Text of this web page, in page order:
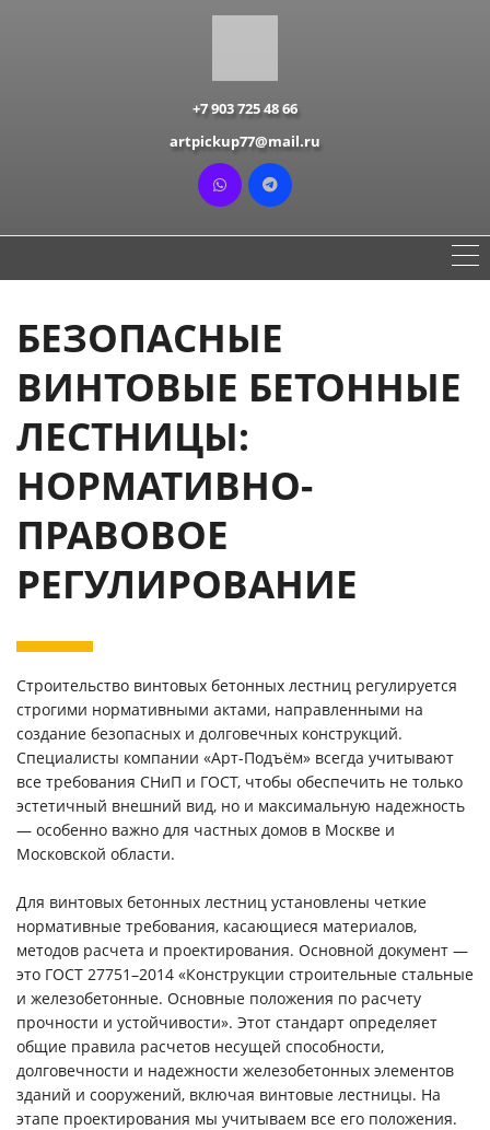
+7 903 725 48 66
artpickup77@mail.ru
БЕЗОПАСНЫЕ
ВИНТОВЫЕ БЕТОННЫЕ
ЛЕСТНИЦЫ:
НОРМАТИВНО-
ПРАВОВОЕ
РЕГУЛИРОВАНИЕ
Строительство винтовых бетонных лестниц регулируется
строгими нормативными актами, направленными на
создание безопасных и долговечных конструкций.
Специалисты компании «Арт-Подъём» всегда учитывают
все требования СНиП и ГОСТ, чтобы обеспечить не только
эстетичный внешний вид, но и максимальную надежность
— особенно важно для частных домов в Москве и
Московской области.
Для винтовых бетонных лестниц установлены четкие
нормативные требования, касающиеся материалов,
методов расчета и проектирования. Основной документ —
это ГОСТ 27751–2014 «Конструкции строительные стальные
и железобетонные. Основные положения по расчету
прочности и устойчивости». Этот стандарт определяет
общие правила расчетов несущей способности,
долговечности и надежности железобетонных элементов
зданий и сооружений, включая винтовые лестницы. На
этапе проектирования мы учитываем все его положения.